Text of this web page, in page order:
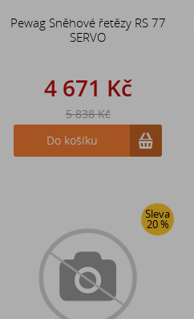
Pewag Sněhové řetězy RS 77
SERVO
4 671 Kč
5 838 Kč
Do košíku
Sleva
20 %